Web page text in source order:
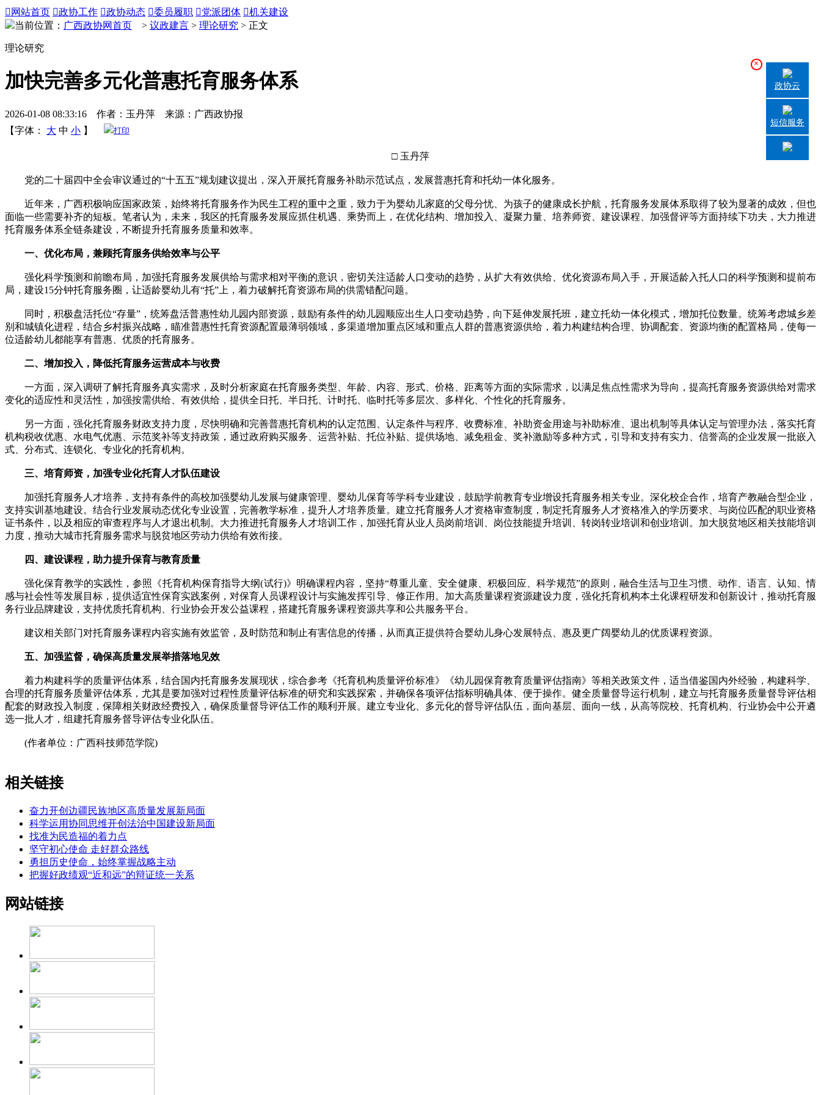
 网站首页 政协工作 政协动态 委员履职 党派团体 机关建设
当前位置： 广西政协网首页 > 议政建言 > 理论研究 > 正文
理论研究
加快完善多元化普惠托育服务体系
2026-01-08 08:33:16 作者：玉丹萍 来源：广西政协报
【字体：
大 中 小 】 打印
□ 玉丹萍
党的二十届四中全会审议通过的“十五五”规划建议提出，深入开展托育服务补助示范试点，发展普惠托育和托幼一体化服务。
近年来，广西积极响应国家政策，始终将托育服务作为民生工程的重中之重，致力于为婴幼儿家庭的父母分忧、为孩子的健康成长护航，托育服务发展体系取得了较为显著的成效，但也
面临一些需要补齐的短板。笔者认为，未来，我区的托育服务发展应抓住机遇、乘势而上，在优化结构、增加投入、凝聚力量、培养师资、建设课程、加强督评等方面持续下功夫，大力推进
托育服务体系全链条建设，不断提升托育服务质量和效率。
一、优化布局，兼顾托育服务供给效率与公平
强化科学预测和前瞻布局，加强托育服务发展供给与需求相对平衡的意识，密切关注适龄人口变动的趋势，从扩大有效供给、优化资源布局入手，开展适龄入托人口的科学预测和提前布
局，建设15分钟托育服务圈，让适龄婴幼儿有“托”上，着力破解托育资源布局的供需错配问题。
同时，积极盘活托位“存量”，统筹盘活普惠性幼儿园内部资源，鼓励有条件的幼儿园顺应出生人口变动趋势，向下延伸发展托班，建立托幼一体化模式，增加托位数量。统筹考虑城乡差
别和城镇化进程，结合乡村振兴战略，瞄准普惠性托育资源配置最薄弱领域，多渠道增加重点区域和重点人群的普惠资源供给，着力构建结构合理、协调配套、资源均衡的配置格局，使每一
位适龄幼儿都能享有普惠、优质的托育服务。
二、增加投入，降低托育服务运营成本与收费
一方面，深入调研了解托育服务真实需求，及时分析家庭在托育服务类型、年龄、内容、形式、价格、距离等方面的实际需求，以满足焦点性需求为导向，提高托育服务资源供给对需求
变化的适应性和灵活性，加强按需供给、有效供给，提供全日托、半日托、计时托、临时托等多层次、多样化、个性化的托育服务。
另一方面，强化托育服务财政支持力度，尽快明确和完善普惠托育机构的认定范围、认定条件与程序、收费标准、补助资金用途与补助标准、退出机制等具体认定与管理办法，落实托育
机构税收优惠、水电气优惠、示范奖补等支持政策，通过政府购买服务、运营补贴、托位补贴、提供场地、减免租金、奖补激励等多种方式，引导和支持有实力、信誉高的企业发展一批嵌入
式、分布式、连锁化、专业化的托育机构。
三、培育师资，加强专业化托育人才队伍建设
加强托育服务人才培养，支持有条件的高校加强婴幼儿发展与健康管理、婴幼儿保育等学科专业建设，鼓励学前教育专业增设托育服务相关专业。深化校企合作，培育产教融合型企业，
支持实训基地建设。结合行业发展动态优化专业设置，完善教学标准，提升人才培养质量。建立托育服务人才资格审查制度，制定托育服务人才资格准入的学历要求、与岗位匹配的职业资格
证书条件，以及相应的审查程序与人才退出机制。大力推进托育服务人才培训工作，加强托育从业人员岗前培训、岗位技能提升培训、转岗转业培训和创业培训。加大脱贫地区相关技能培训
力度，推动大城市托育服务需求与脱贫地区劳动力供给有效衔接。
四、建设课程，助力提升保育与教育质量
强化保育教学的实践性，参照《托育机构保育指导大纲(试行)》明确课程内容，坚持“尊重儿童、安全健康、积极回应、科学规范”的原则，融合生活与卫生习惯、动作、语言、认知、情
感与社会性等发展目标，提供适宜性保育实践案例，对保育人员课程设计与实施发挥引导、修正作用。加大高质量课程资源建设力度，强化托育机构本土化课程研发和创新设计，推动托育服
务行业品牌建设，支持优质托育机构、行业协会开发公益课程，搭建托育服务课程资源共享和公共服务平台。
建议相关部门对托育服务课程内容实施有效监管，及时防范和制止有害信息的传播，从而真正提供符合婴幼儿身心发展特点、惠及更广阔婴幼儿的优质课程资源。
五、加强监督，确保高质量发展举措落地见效
着力构建科学的质量评估体系，结合国内托育服务发展现状，综合参考《托育机构质量评价标准》《幼儿园保育教育质量评估指南》等相关政策文件，适当借鉴国内外经验，构建科学、
合理的托育服务质量评估体系，尤其是要加强对过程性质量评估标准的研究和实践探索，并确保各项评估指标明确具体、便于操作。健全质量督导运行机制，建立与托育服务质量督导评估相
配套的财政投入制度，保障相关财政经费投入，确保质量督导评估工作的顺利开展。建立专业化、多元化的督导评估队伍，面向基层、面向一线，从高等院校、托育机构、行业协会中公开遴
选一批人才，组建托育服务督导评估专业化队伍。
(作者单位：广西科技师范学院)
相关链接
奋力开创边疆民族地区高质量发展新局面
科学运用协同思维开创法治中国建设新局面
找准为民造福的着力点
坚守初心使命 走好群众路线
勇担历史使命，始终掌握战略主动
把握好政绩观“近和远”的辩证统一关系
网站链接
×
政协云
短信服务